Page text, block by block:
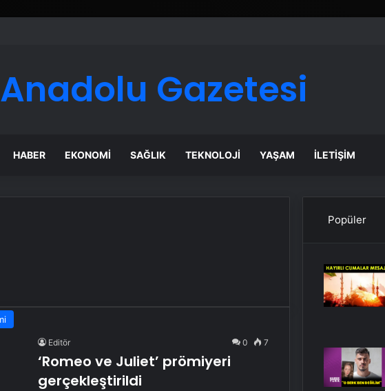
Anadolu Gazetesi
HABER EKONOMI SAĞLIK TEKNOLOJI YAŞAM İLETIŞIM
Editör 0 7
‘Romeo ve Juliet’ prömiyeri
gerçekleştirildi
Popüler